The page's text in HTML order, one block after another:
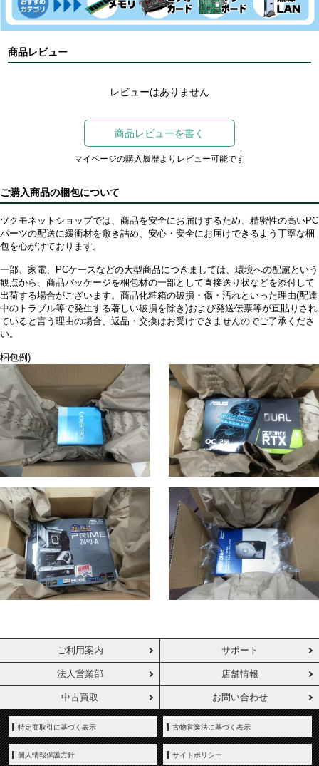
商品レビュー
レビューはありません
商品レビューを書く
マイページの購入履歴よりレビュー可能です
ご購入商品の梱包について
ツクモネットショップでは、商品を安全にお届けするため、精密性の高いPC
パーツの配送に緩衝材を敷き詰め、安心・安全にお届けできるよう丁寧な梱
包を心がけております。
一部、家電、PCケースなどの大型商品につきましては、環境への配慮という
観点から、商品パッケージを梱包材の一部として直接送り状などを添付して
出荷する場合がございます。商品化粧箱の破損・傷・汚れといった理由(配達
中のトラブル等で発生する著しい破損を除き)および発送伝票等が直貼りされ
ていると言う理由の場合、返品・交換はお受けできませんのでご了承くださ
い。
梱包例)
ご利用案内 サポート
法人営業部 店舗情報
中古買取 お問い合わせ
特定商取引に基づく表示 古物営業法に基づく表示
個人情報保護方針 サイトポリシー